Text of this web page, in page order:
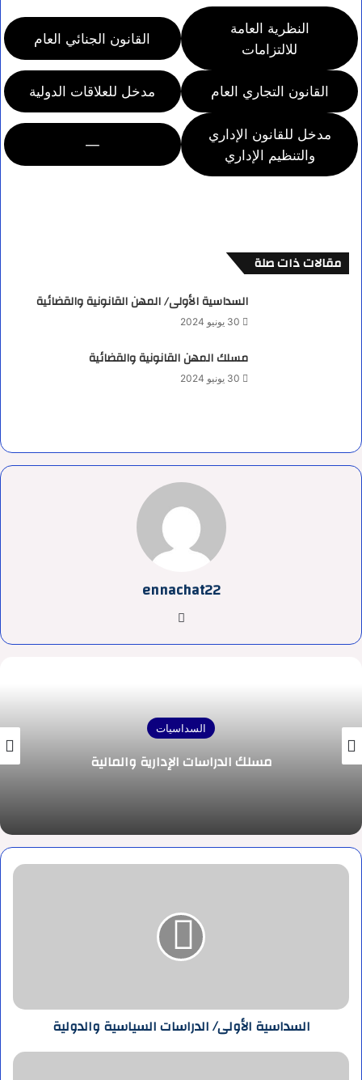
النظرية العامة
للالتزامات
القانون الجنائي العام
القانون التجاري العام مدخل للعلاقات الدولية
مدخل للقانون الإداري
والتنظيم الإداري
—
مقالات ذات صلة
السداسية الأولى/ المهن القانونية والقضائية
30 يونيو 2024
مسلك المهن القانونية والقضائية
30 يونيو 2024
ennachat22
السداسيات
مسلك الدراسات الإدارية والمالية
السداسية
السداسية الأولى/ الدراسات السياسية والدولية
مسلك